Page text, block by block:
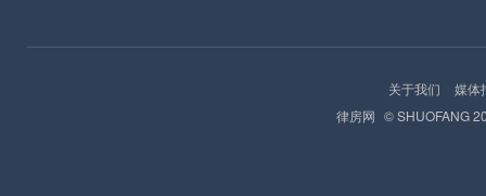
关于我们
媒体
律房网 © SHUOFANG